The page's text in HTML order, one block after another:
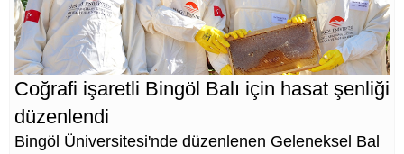
Coğrafi işaretli Bingöl Balı için hasat şenliği
düzenlendi
Bingöl Üniversitesi'nde düzenlenen Geleneksel Bal